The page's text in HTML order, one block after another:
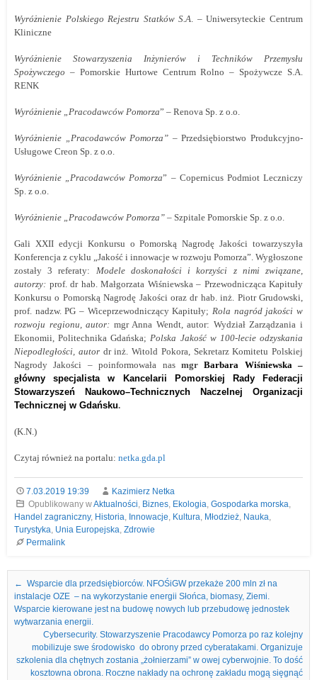
Wyróżnienie Polskiego Rejestru Statków S.A. – Uniwersyteckie Centrum
Kliniczne
Wyróżnienie Stowarzyszenia Inżynierów i Techników Przemysłu
Spożywczego – Pomorskie Hurtowe Centrum Rolno – Spożywcze S.A.
RENK
Wyróżnienie „Pracodawców Pomorza” – Renova Sp. z o.o.
Wyróżnienie „Pracodawców Pomorza” – Przedsiębiorstwo Produkcyjno-
Usługowe Creon Sp. z o.o.
Wyróżnienie „Pracodawców Pomorza” – Copernicus Podmiot Leczniczy
Sp. z o.o.
Wyróżnienie „Pracodawców Pomorza” – Szpitale Pomorskie Sp. z o.o.
Gali XXII edycji Konkursu o Pomorską Nagrodę Jakości towarzyszyła
Konferencja z cyklu „Jakość i innowacje w rozwoju Pomorza”. Wygłoszone
zostały 3 referaty: Modele doskonałości i korzyści z nimi związane,
autorzy: prof. dr hab. Małgorzata Wiśniewska – Przewodnicząca Kapituły
Konkursu o Pomorską Nagrodę Jakości oraz dr hab. inż. Piotr Grudowski,
prof. nadzw. PG – Wiceprzewodniczący Kapituły; Rola nagród jakości w
rozwoju regionu,autor: mgr Anna Wendt,autor: Wydział Zarządzania i
Ekonomii, Politechnika Gdańska;Polska Jakość w 100-lecie odzyskania
Niepodległości, autor dr inż. Witold Pokora, Sekretarz Komitetu Polskiej
Nagrody Jakości –poinformowała nas mgrBarbara Wiśniewska –
głównyspecjalistaw Kancelarii Pomorskiej RadyFederacji
Stowarzyszeń Naukowo–Technicznych Naczelnej Organizacji
Technicznej w Gdańsku.
(K.N.)
Czytaj również na portalu: netka.gda.pl
7.03.2019 19:39
Kazimierz Netka
Opublikowany wAktualności, Biznes, Ekologia, Gospodarka morska,
Handel zagraniczny, Historia, Innowacje, Kultura, Młodzież, Nauka,
Turystyka, Unia Europejska, Zdrowie
Permalink
Nawigacja we wpisach
← Wsparcie dla przedsiębiorców. NFOŚiGW przekaże 200 mln zł na
instalacje OZE – na wykorzystanie energii Słońca, biomasy, Ziemi.
Wsparcie kierowane jest na budowę nowych lub przebudowę jednostek
wytwarzania energii.
Cybersecurity. Stowarzyszenie Pracodawcy Pomorza po raz kolejny
mobilizuje swe środowisko do obrony przed cyberatakami. Organizuje
szkolenia dla chętnych zostania „żołnierzami” w owej cyberwojnie. To dość
kosztowna obrona. Roczne nakłady na ochronę zakładu mogą sięgnąć